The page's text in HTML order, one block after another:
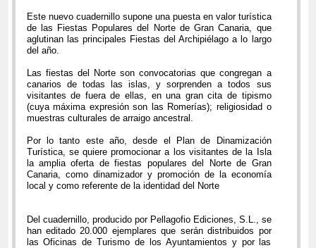
Este nuevo cuadernillo supone una puesta en valor turística
de las Fiestas Populares del Norte de Gran Canaria, que
aglutinan las principales Fiestas del Archipiélago a lo largo
del año.
Las fiestas del Norte son convocatorias que congregan a
canarios de todas las islas, y sorprenden a todos sus
visitantes de fuera de ellas, en una gran cita de tipismo
(cuya máxima expresión son las Romerías); religiosidad o
muestras culturales de arraigo ancestral.
Por lo tanto este año, desde el Plan de Dinamización
Turística, se quiere promocionar a los visitantes de la Isla
la amplia oferta de fiestas populares del Norte de Gran
Canaria, como dinamizador y promoción de la economía
local y como referente de la identidad del Norte
Del cuadernillo, producido por Pellagofio Ediciones, S.L., se
han editado 20.000 ejemplares que serán distribuidos por
las Oficinas de Turismo de los Ayuntamientos y por las